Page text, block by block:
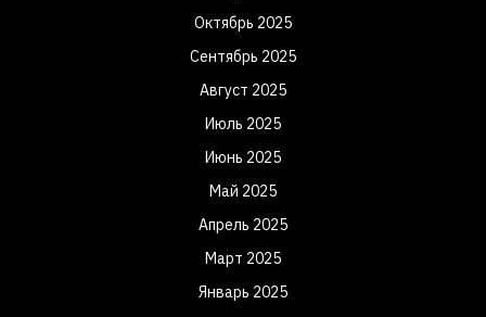
Октябрь 2025
Сентябрь 2025
Август 2025
Июль 2025
Июнь 2025
Май 2025
Апрель 2025
Март 2025
Январь 2025